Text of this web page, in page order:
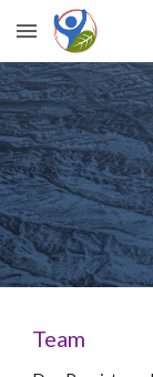
Skip to main
Team